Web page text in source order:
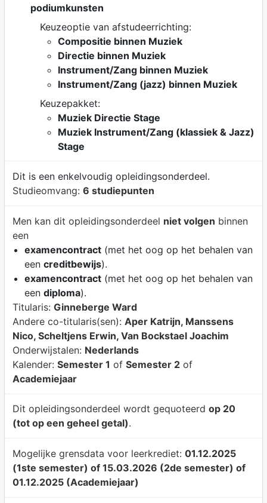
podiumkunsten
Keuzeoptie van afstudeerrichting:
Compositie binnen Muziek
Directie binnen Muziek
Instrument/Zang binnen Muziek
Instrument/Zang (jazz) binnen Muziek
Keuzepakket:
Muziek Directie Stage
Muziek Instrument/Zang (klassiek & Jazz)
Stage
Dit is een enkelvoudig opleidingsonderdeel.
Studieomvang: 6 studiepunten
Men kan dit opleidingsonderdeel niet volgen binnen
een
examencontract(met het oog op het behalen van
een creditbewijs).
examencontract(met het oog op het behalen van
een diploma).
Titularis: Ginneberge Ward
Andere co-titularis(sen): Aper Katrijn, Manssens
Nico, Scheltjens Erwin, Van Bockstael Joachim
Onderwijstalen: Nederlands
Kalender: Semester 1 of Semester 2of
Academiejaar
Dit opleidingsonderdeel wordt gequoteerd op 20
(tot op een geheel getal).
Mogelijke grensdata voor leerkrediet: 01.12.2025
(1ste semester) of 15.03.2026 (2de semester) of
01.12.2025 (Academiejaar)